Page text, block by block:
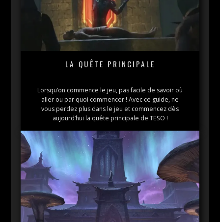
LA QUÊTE PRINCIPALE
Lorsqu’on commence le jeu, pas facile de savoir où
aller ou par quoi commencer ! Avec ce guide, ne
vous perdez plus dans le jeu et commencez dès
aujourd’hui la quête principale de TESO !